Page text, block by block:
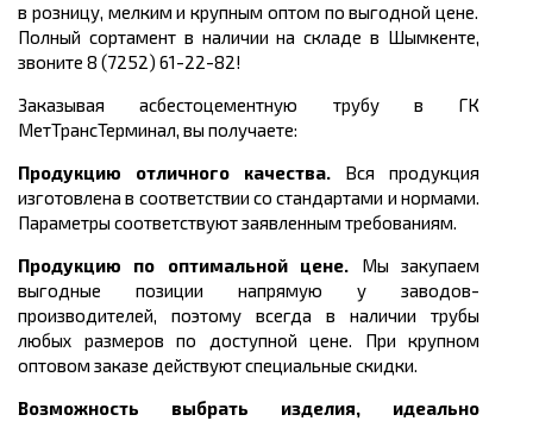
в розницу, мелким и крупным оптом по выгодной цене.
Полный сортамент в наличии на складе в Шымкенте,
звоните 8 (7252) 61-22-82!
Заказывая асбестоцементную трубу в ГК
МетТрансТерминал, вы получаете:
Продукцию отличного качества. Вся продукция
изготовлена в соответствии со стандартами и нормами.
Параметры соответствуют заявленным требованиям.
Продукцию по оптимальной цене. Мы закупаем
выгодные позиции напрямую у заводов-
производителей, поэтому всегда в наличии трубы
любых размеров по доступной цене. При крупном
оптовом заказе действуют специальные скидки.
Возможность выбрать изделия, идеально